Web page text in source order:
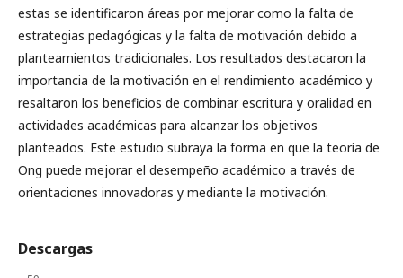
estas se identificaron áreas por mejorar como la falta de
estrategias pedagógicas y la falta de motivación debido a
planteamientos tradicionales. Los resultados destacaron la
importancia de la motivación en el rendimiento académico y
resaltaron los beneficios de combinar escritura y oralidad en
actividades académicas para alcanzar los objetivos
planteados. Este estudio subraya la forma en que la teoría de
Ong puede mejorar el desempeño académico a través de
orientaciones innovadoras y mediante la motivación.
Descargas